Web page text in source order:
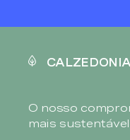
O nosso
mais